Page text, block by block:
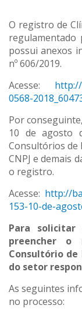
O registro de
regulamentado
possui anexos
nº 606/2019.
Acesse:
0568-
Por
10 de agosto
Consultórios de
CNPJ e demais
o registro.
Acesse: http://
153-10-de-
Para
preencher o
Consultório
do setor
As seguintes
no processo: